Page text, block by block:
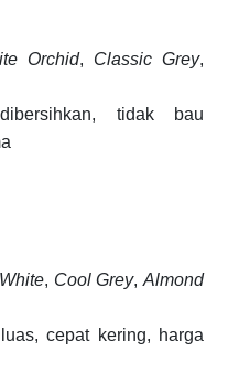
Orchid, Classic Grey,
tidak bau
, Cool Grey,Almond
cepat kering, harga